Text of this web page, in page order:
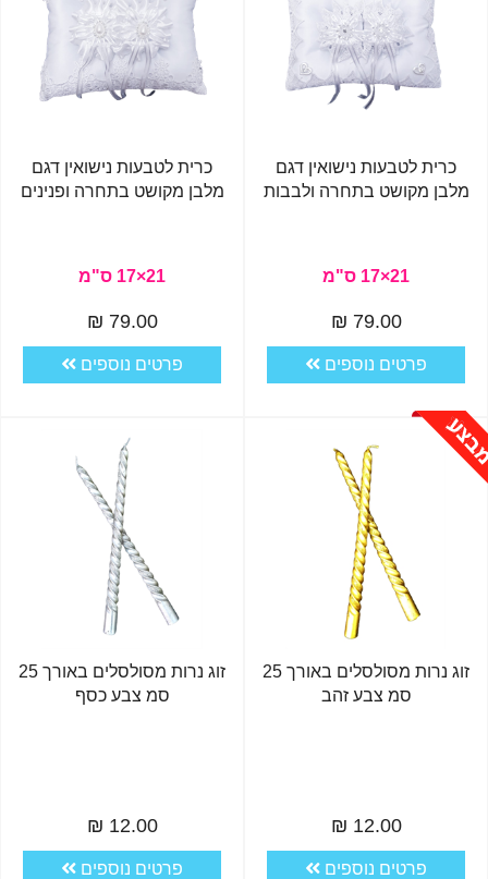
כרית לטבעות נישואין דגם
מלבן מקושט בתחרה ולבבות
21×17 ס"מ
79.00 ₪
פרטים נוספים
כרית לטבעות נישואין דגם
מלבן מקושט בתחרה ופנינים
21×17 ס"מ
79.00 ₪
פרטים נוספים
זוג נרות מסולסלים באורך 25
סמ צבע זהב
12.00 ₪
פרטים נוספים
זוג נרות מסולסלים באורך 25
סמ צבע כסף
12.00 ₪
פרטים נוספים